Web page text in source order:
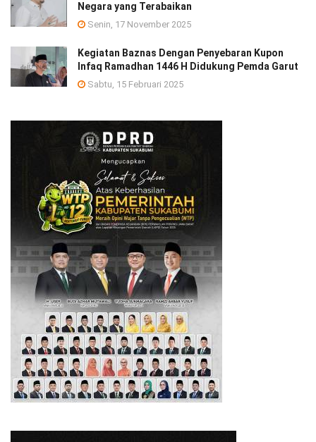
Negara yang Terabaikan
Senin, 17 November 2025
Kegiatan Baznas Dengan Penyebaran Kupon
Infaq Ramadhan 1446 H Didukung Pemda Garut
Sabtu, 15 Februari 2025